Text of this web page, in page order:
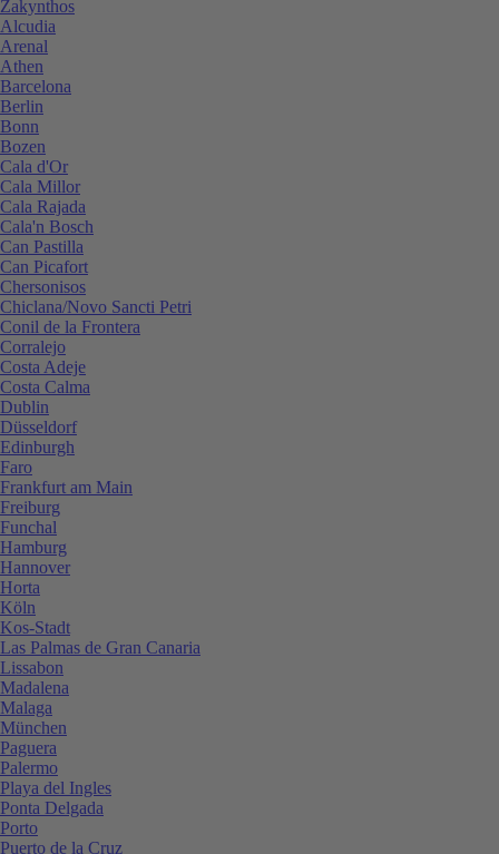
Zakynthos
Alcudia
Arenal
Athen
Barcelona
Berlin
Bonn
Bozen
Cala d'Or
Cala Millor
Cala Rajada
Cala'n Bosch
Can Pastilla
Can Picafort
Chersonisos
Chiclana/Novo Sancti Petri
Conil de la Frontera
Corralejo
Costa Adeje
Costa Calma
Dublin
Düsseldorf
Edinburgh
Faro
Frankfurt am Main
Freiburg
Funchal
Hamburg
Hannover
Horta
Köln
Kos-Stadt
Las Palmas de Gran Canaria
Lissabon
Madalena
Malaga
München
Paguera
Palermo
Playa del Ingles
Ponta Delgada
Porto
Puerto de la Cruz